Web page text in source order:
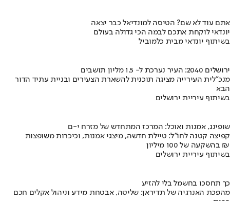
אתם עוד לא שם? הטיסה למונדיאל כבר יצאה
יונדאי לוקחת אתכם לבמה הכי גדולה בעולם
בשיתוף יונדאי מבית כלמוביל
ירושלים 2040: העיר נערכת ל- 1.5 מליון תושבים
מנכ"לית העירייה מציגה תוכנית להשארת הצעירים ובניית עתיד הדור
הבא
בשיתוף עיריית ירושלים
שופינג, אמנות ואוכל: המרכז המתחדש של מזרח י-ם
קפיצה קטנה לחו"ל: טיילת חדשה, מיצגי אמנות, וכיכרות משופצות
בהשקעה של 100 מיליון ₪
בשיתוף עיריית ירושלים
כך תחסכו בחשמל בלי להזיע
מהפכת האנרגיה של תדיראן: שליטה, אבטחת מידע וניהול אקלים חכם